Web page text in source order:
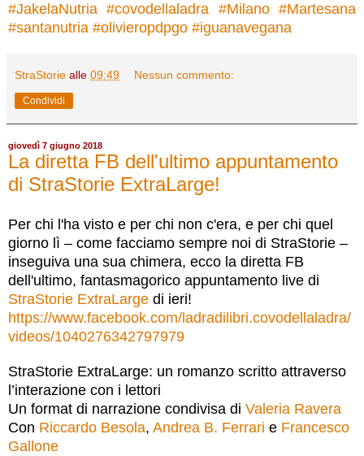
#JakelaNutria #covodellaladra #Milano #Martesana
#santanutria #olivieropdpgo #iguanavegana
StraStorie alle 09:49 Nessun commento:
Condividi
giovedì 7 giugno 2018
La diretta FB dell'ultimo appuntamento
di StraStorie ExtraLarge!
Per chi l'ha visto e per chi non c'era, e per chi quel
giorno lì – come facciamo sempre noi di StraStorie –
inseguiva una sua chimera, ecco la diretta FB
dell'ultimo, fantasmagorico appuntamento live di
StraStorie ExtraLarge di ieri!
https://www.facebook.com/ladradilibri.covodellaladra/
videos/1040276342797979
StraStorie ExtraLarge: un romanzo scritto attraverso
l’interazione con i lettori
Un format di narrazione condivisa di Valeria Ravera
Con Riccardo Besola, Andrea B. Ferrari e Francesco
Gallone